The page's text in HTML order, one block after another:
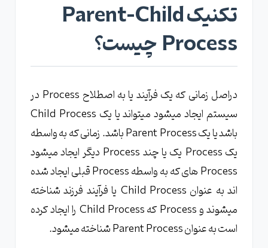
تکنیک Parent-Child
Process چیست؟
دراصل زمانی که یک فرآیند یا به اصطلاح Process در
سیستم ایجاد میشود میتواند یا یک Child Process
باشد یا یک Parent Process باشد. زمانی که به واسطه
یک Process یک یا چند Process دیگر ایجاد میشود
Process های که به واسطه Process قبلی ایجاد شده
اند به عنوان Child Process یا فرآیند فرزند شناخته
میشوند و Process که Child Process را ایجاد کرده
است به عنوان Parent Process شناخته میشود.